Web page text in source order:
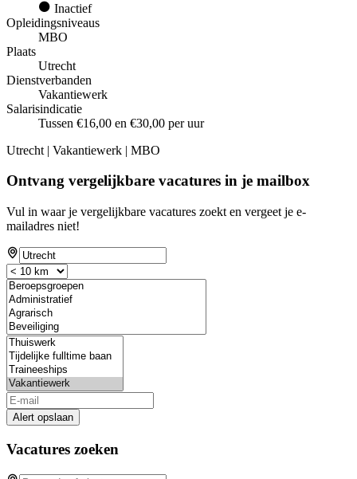
Inactief
Opleidingsniveaus
MBO
Plaats
Utrecht
Dienstverbanden
Vakantiewerk
Salarisindicatie
Tussen €16,00 en €30,00 per uur
Utrecht | Vakantiewerk | MBO
Ontvang vergelijkbare vacatures in je mailbox
Vul in waar je vergelijkbare vacatures zoekt en vergeet je e-
mailadres niet!
Alert opslaan
Vacatures zoeken